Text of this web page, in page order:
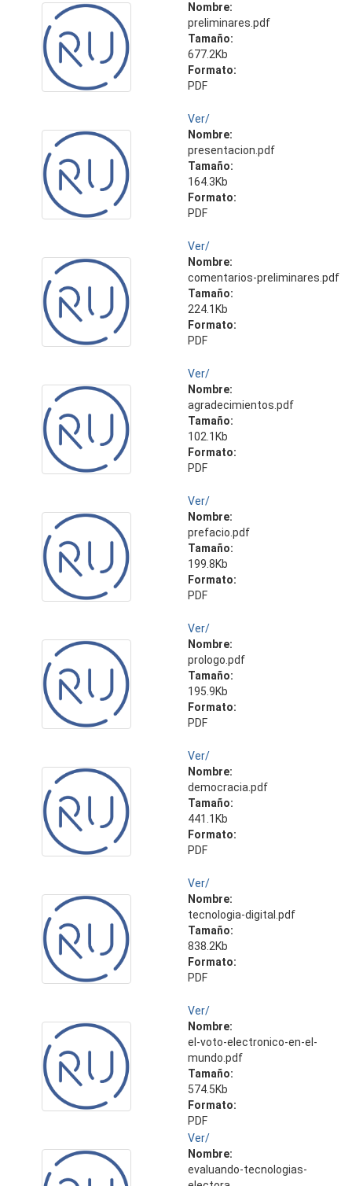
Nombre:
preliminares.pdf
Tamaño:
677.2Kb
Formato:
PDF
Ver/
Nombre:
presentacion.pdf
Tamaño:
164.3Kb
Formato:
PDF
Ver/
Nombre:
comentarios-preliminares.pdf
Tamaño:
224.1Kb
Formato:
PDF
Ver/
Nombre:
agradecimientos.pdf
Tamaño:
102.1Kb
Formato:
PDF
Ver/
Nombre:
prefacio.pdf
Tamaño:
199.8Kb
Formato:
PDF
Ver/
Nombre:
prologo.pdf
Tamaño:
195.9Kb
Formato:
PDF
Ver/
Nombre:
democracia.pdf
Tamaño:
441.1Kb
Formato:
PDF
Ver/
Nombre:
tecnologia-digital.pdf
Tamaño:
838.2Kb
Formato:
PDF
Ver/
Nombre:
el-voto-electronico-en-el-
mundo.pdf
Tamaño:
574.5Kb
Formato:
PDF
Ver/
Nombre:
evaluando-tecnologias-